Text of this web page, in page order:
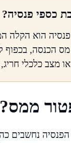
כספי פנסיה?
הוא הקלה
הכנסה, בכפוף
מצב כלכלי
ממס?
נחשבים